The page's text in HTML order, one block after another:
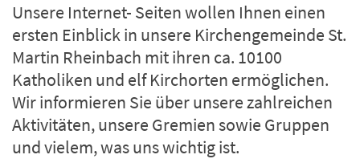
Unsere Internet- Seiten wollen Ihnen einen
ersten Einblick in unsere Kirchengemeinde St.
Martin Rheinbach mit ihren ca. 10100
Katholiken und elf Kirchorten ermöglichen.
Wir informieren Sie über unsere zahlreichen
Aktivitäten, unsere Gremien sowie Gruppen
und vielem, was uns wichtig ist.